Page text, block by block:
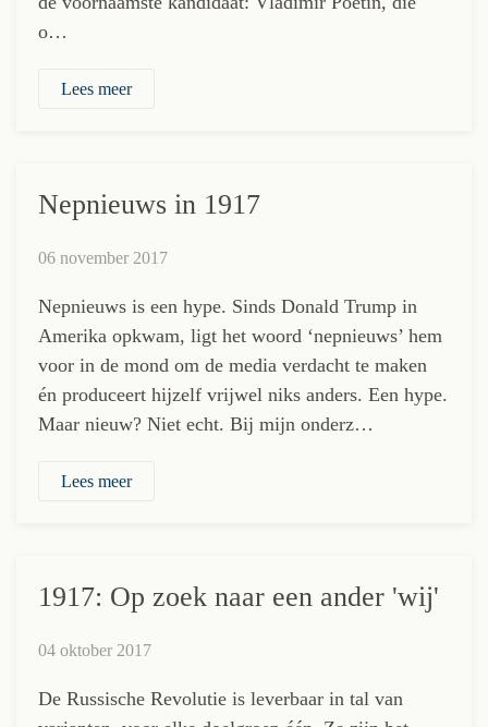
o…
Lees meer
Nepnieuws in 1917
06 november 2017
Nepnieuws is een hype. Sinds Donald Trump in
Amerika opkwam, ligt het woord ‘nepnieuws’ hem
voor in de mond om de media verdacht te maken
én produceert hijzelf vrijwel niks anders. Een hype.
Maar nieuw? Niet echt. Bij mijn onderz…
Lees meer
1917: Op zoek naar een ander 'wij'
04 oktober 2017
De Russische Revolutie is leverbaar in tal van